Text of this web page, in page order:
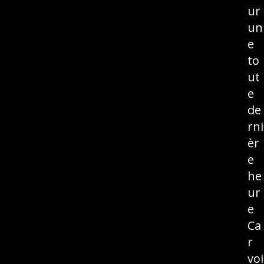
ur
un
e
to
ut
e
de
rni
èr
e
he
ur
e
Ca
r
voi